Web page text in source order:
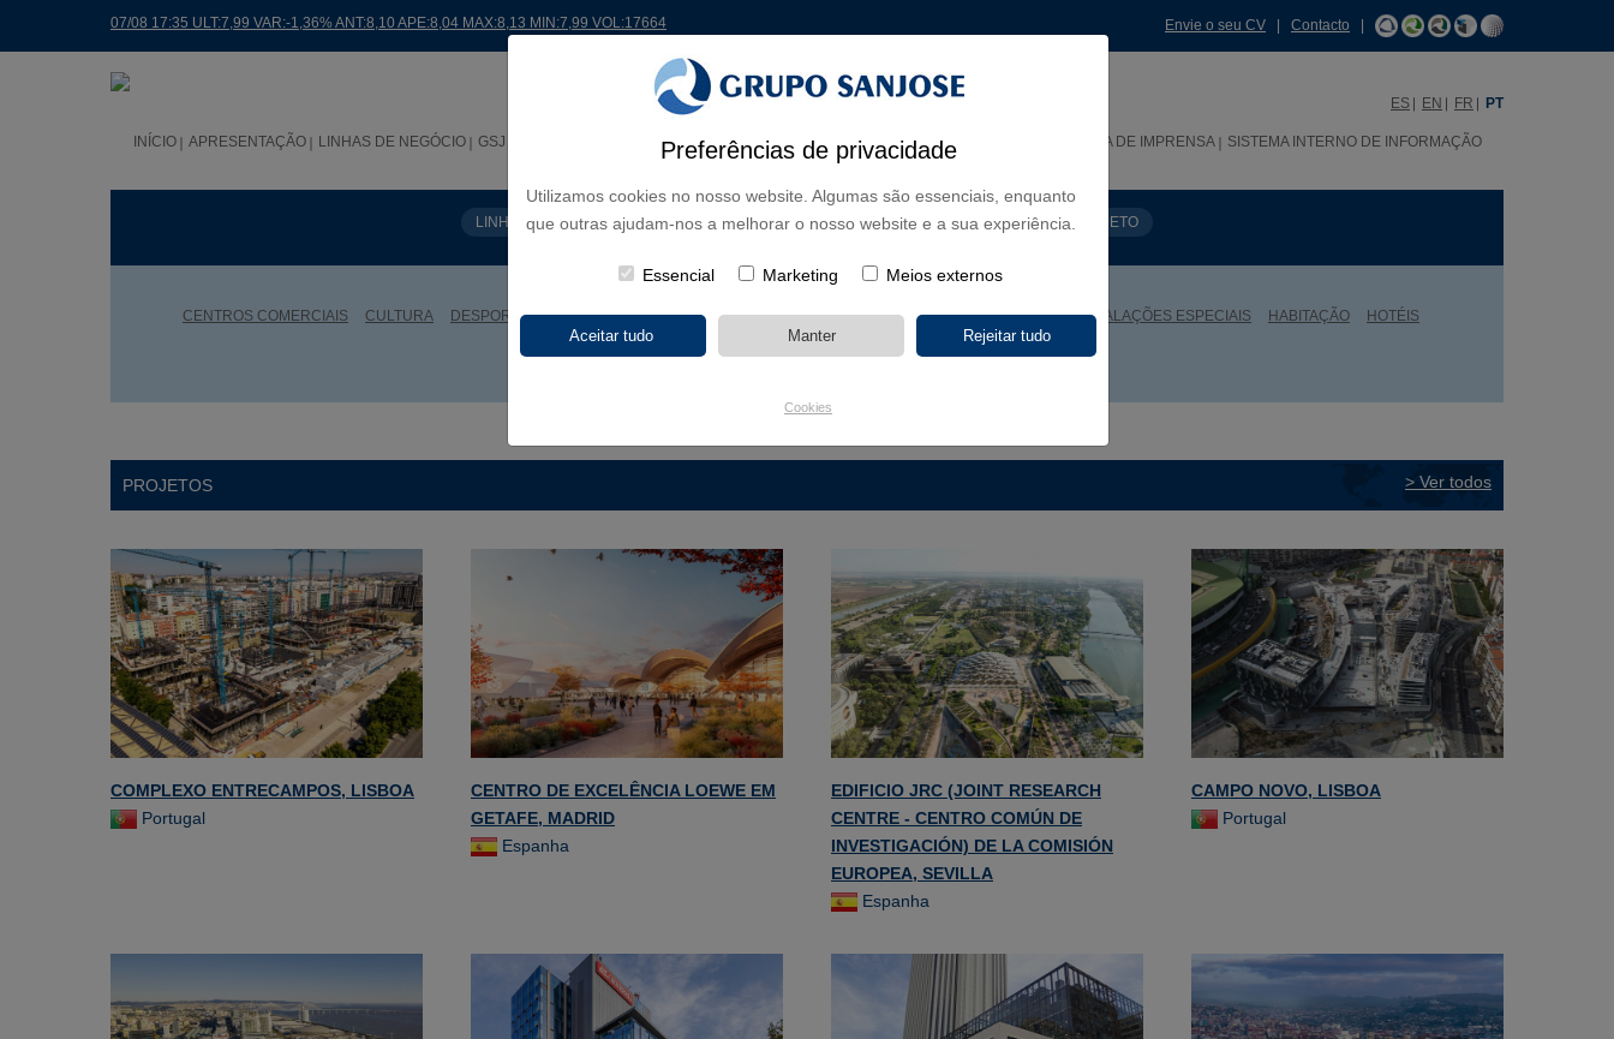
Preferências de privacidade
Utilizamos cookies no nosso website. Algumas são essenciais, enquanto
que outras ajudam-nos a melhorar o nosso website e a sua experiência.
Essencial Marketing Meios externos
Cookies
07/08 17:35 ULT:7,99 VAR:-1,36% ANT:8,10 APE:8,04 MAX:8,13 MIN:7,99 VOL:17664 Envie o seu CV Contacto
ES EN FR PT
INÍCIO APRESENTAÇÃO LINHAS DE NEGÓCIO GSJ NO MUNDO PROJETOS ACIONISTAS E INVESTIDORES INOVAÇÃO SALA DE IMPRENSA SISTEMA INTERNO DE INFORMAÇÃO
LINHAS DE NEGÓCIO CONTINENTES TIPOLOGIA DE OBRA NOME DO PROJETO
CENTROS COMERCIAIS CULTURA DESPORTO EDIFÍCIOS ADMINISTRATIVOS EDUCAÇÃO ENGENHARIA INDUSTRIAL E INSTALAÇÕES ESPECIAIS HABITAÇÃO HOTÉIS
INFRAESTRUTURAS REABILITAÇÃO RESIDÊNCIAS SAÚDE
PROJETOS > Ver todos
COMPLEXO ENTRECAMPOS, LISBOA
Portugal
CENTRO DE EXCELÊNCIA LOEWE EM
GETAFE, MADRID
Espanha
EDIFICIO JRC (JOINT RESEARCH
CENTRE - CENTRO COMÚN DE
INVESTIGACIÓN) DE LA COMISIÓN
EUROPEA, SEVILLA
Espanha
CAMPO NOVO, LISBOA
Portugal